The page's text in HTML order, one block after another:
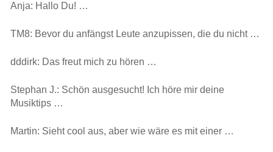
Anja: Hallo Du! …
TM8: Bevor du anfängst Leute anzupissen, die du nicht …
dddirk: Das freut mich zu hören …
Stephan J.: Schön ausgesucht! Ich höre mir deine
Musiktips …
Martin: Sieht cool aus, aber wie wäre es mit einer …